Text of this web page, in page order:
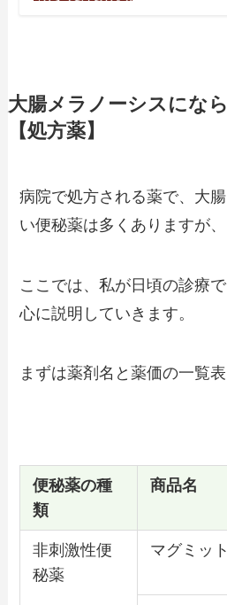
大腸メラノーシスにな
【処方薬】
病院で処方される薬で、大
い便秘薬は多くありますが、
ここでは、私が日頃の診療
心に説明していきます。
まずは薬剤名と薬価の一覧表
便秘薬の種
類
商品名
非刺激性便
秘薬
マグミッ